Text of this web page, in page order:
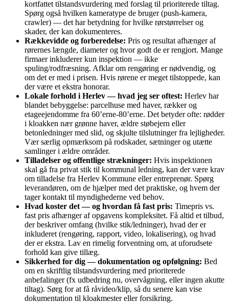
kortfattet tilstandsvurdering med forslag til prioriterede tiltag.
Spørg også hvilken kameratype de bruger (push‑kamera,
crawler) — det har betydning for hvilke rørstørrelser og
skader, der kan dokumenteres.
Rækkevidde og forberedelse: Pris og resultat afhænger af
rørernes længde, diameter og hvor godt de er rengjort. Mange
firmaer inkluderer kun inspektion — ikke
spuling/rodfræsning. Afklar om rengøring er nødvendig, og
om det er med i prisen. Hvis rørene er meget tilstoppede, kan
der være et ekstra honorar.
Lokale forhold i Herlev — hvad jeg ser oftest: Herlev har
blandet bebyggelse: parcelhuse med haver, rækker og
etageejendomme fra 60’erne‑80’erne. Det betyder ofte: rødder
i kloakken nær grønne haver, ældre støbejern eller
betonledninger med slid, og skjulte tilslutninger fra lejligheder.
Vær særlig opmærksom på rodskader, sætninger og utætte
samlinger i ældre områder.
Tilladelser og offentlige strækninger: Hvis inspektionen
skal gå fra privat stik til kommunal ledning, kan der være krav
om tilladelse fra Herlev Kommune eller entreprenør. Spørg
leverandøren, om de hjælper med det praktiske, og hvem der
tager kontakt til myndighederne ved behov.
Hvad koster det — og hvordan få fast pris: Timepris vs.
fast pris afhænger af opgavens kompleksitet. Få altid et tilbud,
der beskriver omfang (hvilke stik/ledninger), hvad der er
inkluderet (rengøring, rapport, video, lokalisering), og hvad
der er ekstra. Lav en rimelig forventning om, at uforudsete
forhold kan give tillæg.
Sikkerhed for dig — dokumentation og opfølgning: Bed
om en skriftlig tilstandsvurdering med prioriterede
anbefalinger (fx udbedring nu, overvågning, eller ingen akutte
tiltag). Sørg for at få råvideo/klip, så du senere kan vise
dokumentation til kloakmester eller forsikring.